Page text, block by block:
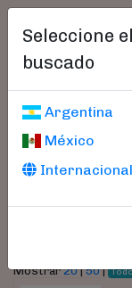
Seleccione
buscado
Argentina
México
Internacional
Libros
Parámetros
Mostrar20|50|